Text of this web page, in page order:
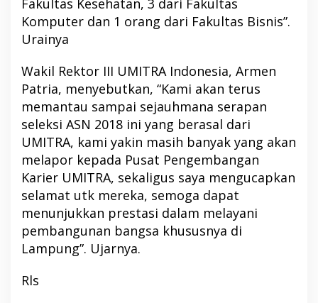
Fakultas Kesehatan, 3 dari Fakultas
Komputer dan 1 orang dari Fakultas Bisnis”.
Urainya
Wakil Rektor III UMITRA Indonesia, Armen
Patria, menyebutkan, “Kami akan terus
memantau sampai sejauhmana serapan
seleksi ASN 2018 ini yang berasal dari
UMITRA, kami yakin masih banyak yang akan
melapor kepada Pusat Pengembangan
Karier UMITRA, sekaligus saya mengucapkan
selamat utk mereka, semoga dapat
menunjukkan prestasi dalam melayani
pembangunan bangsa khususnya di
Lampung”. Ujarnya.
Rls